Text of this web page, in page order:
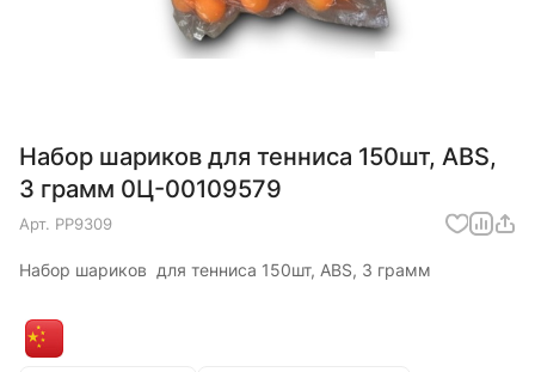
Набор шариков для тенниса 150шт, ABS,
3 грамм 0Ц-00109579
Арт. PP9309
Набор шариков для тенниса 150шт, ABS, 3 грамм